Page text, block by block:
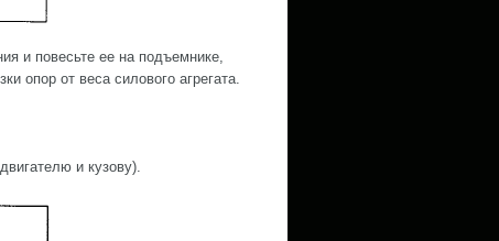
и повесьте ее на подъемнике,
опор от веса силового агрегата.
и кузову).